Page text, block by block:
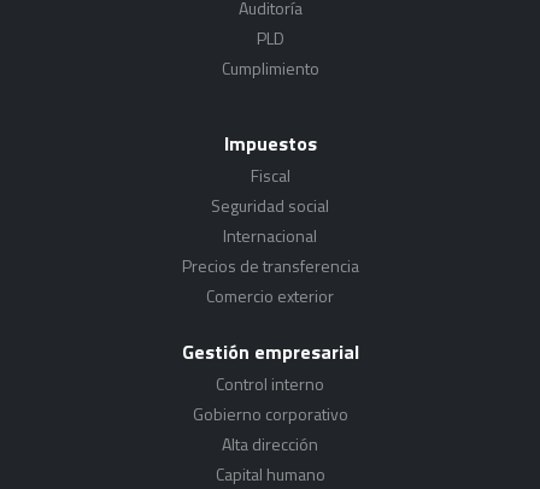
Auditoría
PLD
Cumplimiento
Impuestos
Fiscal
Seguridad social
Internacional
Precios de transferencia
Comercio exterior
Gestión empresarial
Control interno
Gobierno corporativo
Alta dirección
Capital humano